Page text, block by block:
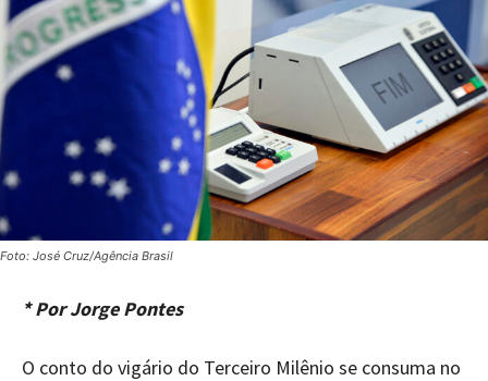
Foto: José Cruz/Agência Brasil
* Por Jorge Pontes
O conto do vigário do Terceiro Milênio se consuma no